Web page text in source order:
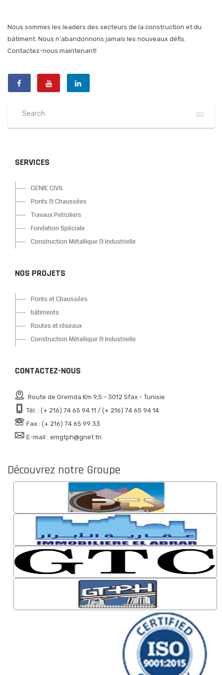
Nous sommes les leaders des secteurs de la construction et du
bâtiment. Nous n'abandonnons jamais les nouveaux défis.
Contactez-nous maintenant!
SERVICES
GENIE CIVIL
Ponts & Chaussées
Travaux Petroliers
Fondation Spéciale
Construction Métallique & Industrielle
NOS PROJETS
Ponts et Chaussées
bâtiments
Routes et réseaux
Construction Métallique & Industrielle
CONTACTEZ-NOUS
Route de Gremda Km 9,5 - 3012 Sfax - Tunisie
Tél. : (+ 216) 74 65 94 11 / (+ 216) 74 65 94 14
Fax : (+ 216) 74 65 99 33
E-mail : emgtph@gnet.tn
Découvrez notre Groupe